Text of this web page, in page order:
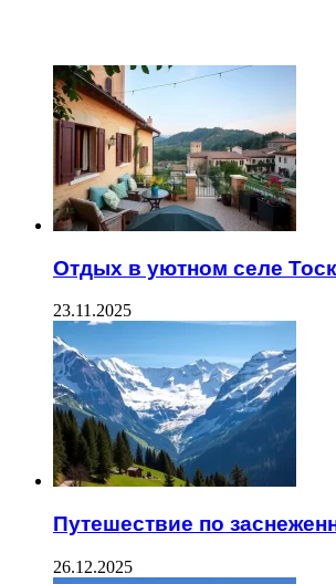
Отдых в уютном селе
23.11.2025
Путешествие по
26.12.2025